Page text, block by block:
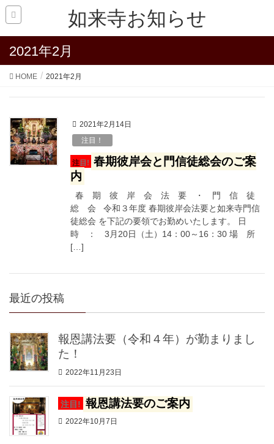
如来寺お知らせ
2021年2月
HOME 2021年2月
2021年2月14日
注目！
注目! 春期彼岸会と門信徒総会のご案
内
春 期 彼 岸 会 法 要 ・ 門 信 徒
総 会 令和３年度 春期彼岸会法要と如来寺門信
徒総会 を下記の要領でお勤めいたします。 日
時 ： 3月20日（土）14：00～16：30 場 所
[…]
最近の投稿
報恩講法要（令和４年）が勤まりまし
た！
2022年11月23日
注目! 報恩講法要のご案内
2022年10月7日